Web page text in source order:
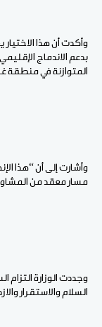
وأكدت أن هذا
بدعم الاندماج
المتوازنة في منطقة
وأشارت إلى أن “هذا
مسار معقد من
وجددت الوزارة التزام
السلام والاستقرار